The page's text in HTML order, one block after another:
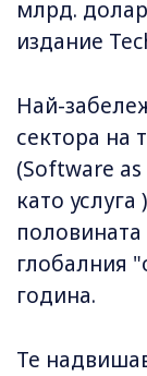
млрд.
издание
Най-
сектора на
(Software as
като
глобалния
година.
Те